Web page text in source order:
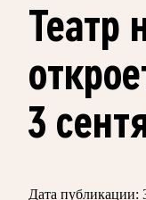
Театр
3
Дата публикации: